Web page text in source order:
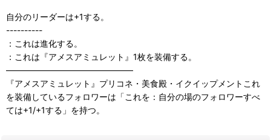
自分のリーダーは+1する。
----------
：これは進化する。
：これは『アメスアミュレット』1枚を装備する。
―――――――――――――――
『アメスアミュレット』プリコネ・美食殿・イクイップメントこれ
を装備しているフォロワーは「これを：自分の場のフォロワーすべ
ては+1/+1する」を持つ。